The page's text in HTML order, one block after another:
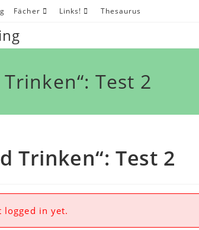
Fächer Links! Thesaurus
Test 2
Trinken“: Test 2
logged in yet.